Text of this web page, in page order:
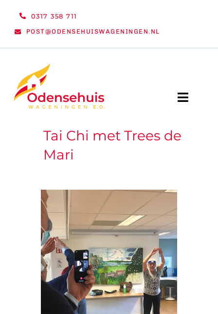
0317 358 711
POST@ODENSEHUISWAGENINGEN.NL
Toggle
WELKOM
ORGANISATIE
VRIJWILLIGERS & STAGIAIRES
CONTACT
Tai Chi met Trees de
Mari